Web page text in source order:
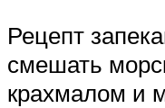
Рецепт
смешать
крахмалом и